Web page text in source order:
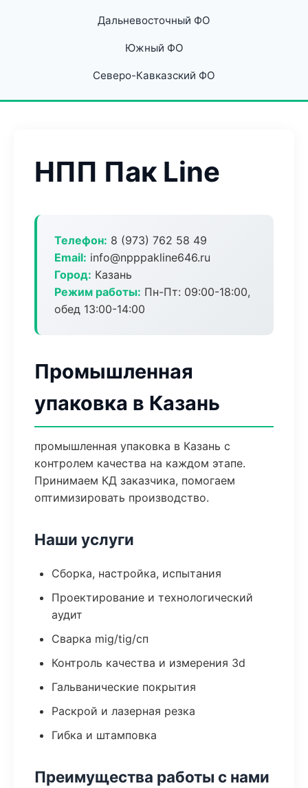
Дальневосточный ФО
Южный ФО
Северо-Кавказский ФО
НПП Пак Line
Телефон: 8 (973) 762 58 49
Email: info@npppakline646.ru
Город: Казань
Режим работы: Пн-Пт: 09:00-18:00,
обед 13:00-14:00
Промышленная
упаковка в Казань
промышленная упаковка в Казань с
контролем качества на каждом этапе.
Принимаем КД заказчика, помогаем
оптимизировать производство.
Наши услуги
Сборка, настройка, испытания
Проектирование и технологический
аудит
Сварка mig/tig/сп
Контроль качества и измерения 3d
Гальванические покрытия
Раскрой и лазерная резка
Гибка и штамповка
Преимущества работы с нами